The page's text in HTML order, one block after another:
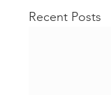
Recent Posts